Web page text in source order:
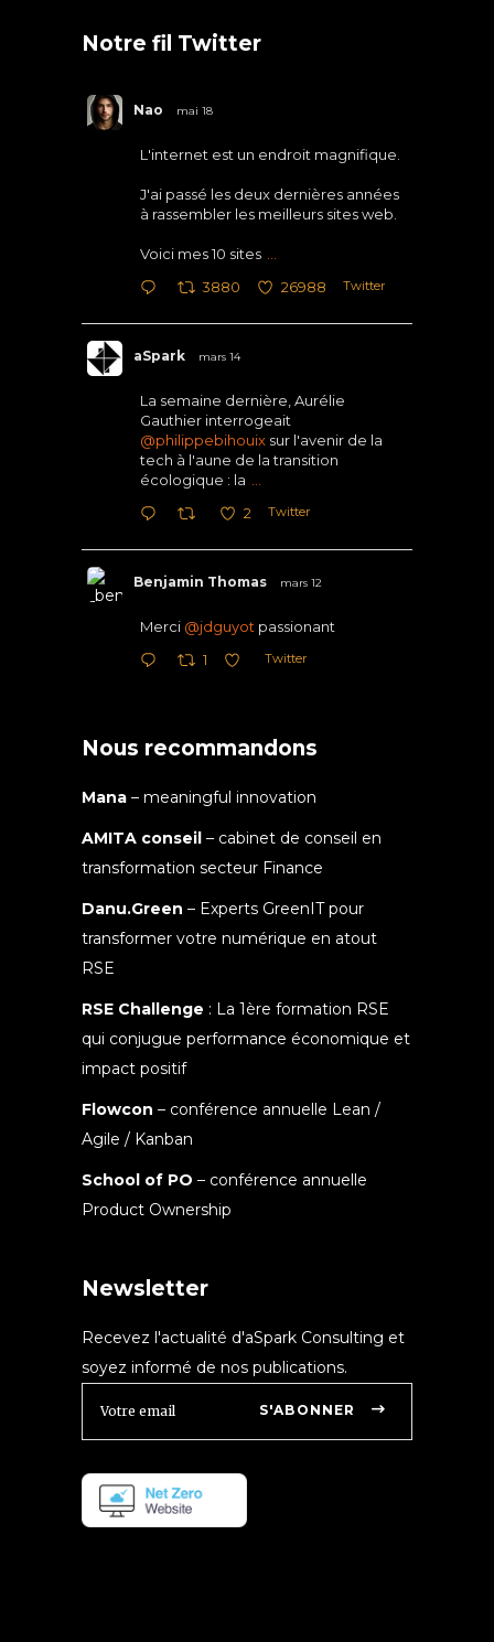
Notre fil Twitter
Nao mai 18
L'internet est un endroit magnifique.
J'ai passé les deux dernières années
à rassembler les meilleurs sites web.
Voici mes 10 sites ...
3880 26988 Twitter
aSpark mars 14
La semaine dernière, Aurélie
Gauthier interrogeait
@philippebihouix sur l'avenir de la
tech à l'aune de la transition
écologique : la ...
2 Twitter
Benjamin Thomas mars 12
Merci @jdguyot passionant
1 Twitter
Nous recommandons
Mana – meaningful innovation
AMITA conseil – cabinet de conseil en
transformation secteur Finance
Danu.Green – Experts GreenIT pour
transformer votre numérique en atout
RSE
RSE Challenge : La 1ère formation RSE
qui conjugue performance économique et
impact positif
Flowcon – conférence annuelle Lean /
Agile / Kanban
School of PO – conférence annuelle
Product Ownership
Newsletter
Recevez l'actualité d'aSpark Consulting et
soyez informé de nos publications.
S'ABONNER